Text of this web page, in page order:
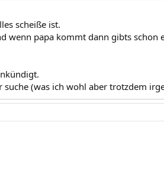
scheiße ist.
wenn papa kommt dann gibts schon
(was ich wohl aber trotzdem